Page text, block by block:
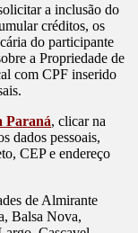
a inclusão do
créditos, os
do participante
a Propriedade de
com CPF inserido
Paraná, clicar na
dados pessoais,
CEP e endereço
de Almirante
Balsa Nova,